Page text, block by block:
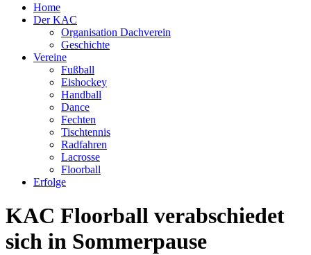
Home
Der KAC
Organisation Dachverein
Geschichte
Vereine
Fußball
Eishockey
Handball
Dance
Fechten
Tischtennis
Radfahren
Lacrosse
Floorball
Erfolge
KAC Floorball verabschiedet
sich in Sommerpause